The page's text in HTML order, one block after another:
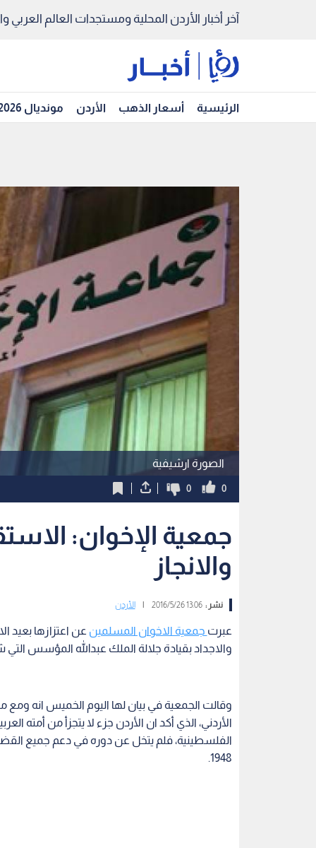
آخر أخبار الأردن المحلية ومستجدات العالم العربي
الرئيسية أسعار الذهب الأردن مونديال 2026
الصورة ارشيفية
0
0
جمعية الإخوان:
والانجاز
نشر :13:06 2016/5/26 الأردن
عبرت جمعية الاخوان المسلمين عن اعتزازها بعيد
والاجداد بقيادة جلالة الملك عبدالله المؤسس التي
وقالت الجمعية في بيان لها اليوم الخميس انه
الأردني، الذي أكد ان الأردن جزء لا يتجزأ من أمته
الفلسطينية، فلم يتخل عن دوره في دعم جميع
1948.